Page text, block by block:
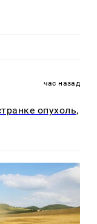
час назад
опухоль,